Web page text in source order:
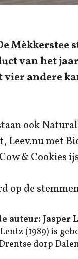
Mèkkerstee
van het
vier andere
ook
Leev.nu met
& Cookies
op de
auteur: Jasper
(1989) is
dorp